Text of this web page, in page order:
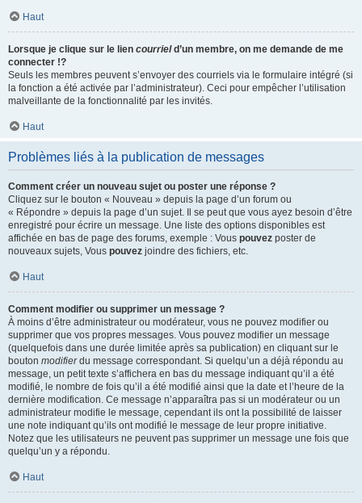
Haut
Lorsque je clique sur le lien courrield’un membre, on me demande de me
connecter !?
Seuls les membres peuvent s’envoyer des courriels via le formulaire intégré (si
la fonction a été activée par l’administrateur). Ceci pour empêcher l’utilisation
malveillante de la fonctionnalité par les invités.
Haut
Problèmes liés à la publication de messages
Comment créer un nouveau sujet ou poster une réponse ?
Cliquez sur le bouton « Nouveau » depuis la page d’un forum ou
« Répondre » depuis la page d’un sujet. Il se peut que vous ayez besoin d’être
enregistré pour écrire un message. Une liste des options disponibles est
affichée en bas de page des forums, exemple : Vous pouvez poster de
nouveaux sujets, Vous pouvez joindre des fichiers, etc.
Haut
Comment modifier ou supprimer un message ?
À moins d’être administrateur ou modérateur, vous ne pouvez modifier ou
supprimer que vos propres messages. Vous pouvez modifier un message
(quelquefois dans une durée limitée après sa publication) en cliquant sur le
bouton modifierdu message correspondant. Si quelqu’un a déjà répondu au
message, un petit texte s’affichera en bas du message indiquant qu’il a été
modifié, le nombre de fois qu’il a été modifié ainsi que la date et l’heure de la
dernière modification. Ce message n’apparaîtra pas si un modérateur ou un
administrateur modifie le message, cependant ils ont la possibilité de laisser
une note indiquant qu’ils ont modifié le message de leur propre initiative.
Notez que les utilisateurs ne peuvent pas supprimer un message une fois que
quelqu’un y a répondu.
Haut